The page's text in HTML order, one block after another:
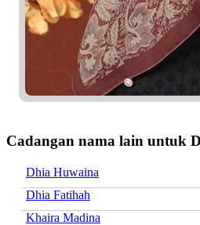
Cadangan nama lain untuk
Dhia Huwaina
Dhia Fatihah
Khaira Madina